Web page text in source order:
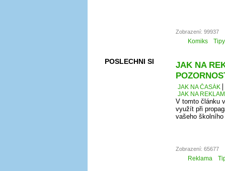
POSLECHNI SI
Zobrazení: 99937
Komiks
JAK NA
JAK NA ČASÁK
JAK NA
V tomto článku
využít při
vašeho
Zobrazení: 65677
Reklama